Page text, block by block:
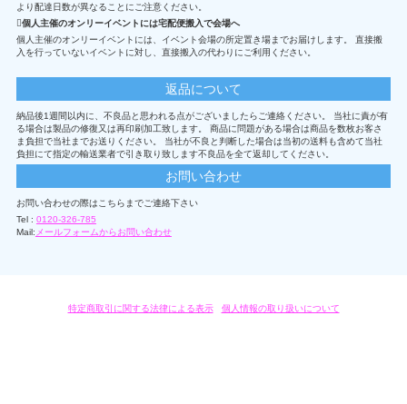
より配達日数が異なることにご注意ください。
個人主催のオンリーイベントには宅配便搬入で会場へ
個人主催のオンリーイベントには、イベント会場の所定置き場までお届けします。 直接搬
入を行っていないイベントに対し、直接搬入の代わりにご利用ください。
返品について
納品後1週間以内に、不良品と思われる点がございましたらご連絡ください。 当社に責が有
る場合は製品の修復又は再印刷加工致します。 商品に問題がある場合は商品を数枚お客さ
ま負担で当社までお送りください。 当社が不良と判断した場合は当初の送料も含めて当社
負担にて指定の輸送業者で引き取り致します不良品を全て返却してください。
お問い合わせ
お問い合わせの際はこちらまでご連絡下さい
Tel : 0120-326-785
Mail: メールフォームからお問い合わせ
特定商取引に関する法律による表示/ 個人情報の取り扱いについて